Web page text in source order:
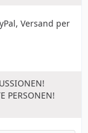
Versand per
PERSONEN!